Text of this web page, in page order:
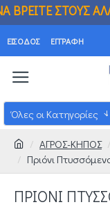
ΑΛΛΟΥΣ,ΘΑ
ΕΊΣΟΔΟΣ ΕΓΓΡΑΦΉ
Όλες οι Κατηγορίες
ΑΓΡΟΣ-ΚΗΠΟΣ
Πριόνι
ΠΡΙΌΝΙ